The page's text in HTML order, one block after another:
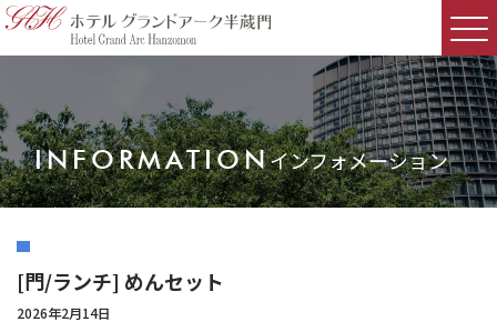
INFORMATIONインフォメーション
[門/ランチ] めんセット
2026年2月14日